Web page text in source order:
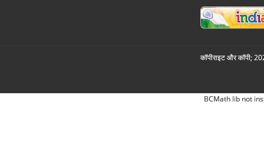
कॉपीराइट और कॉपी;
BCMath lib not